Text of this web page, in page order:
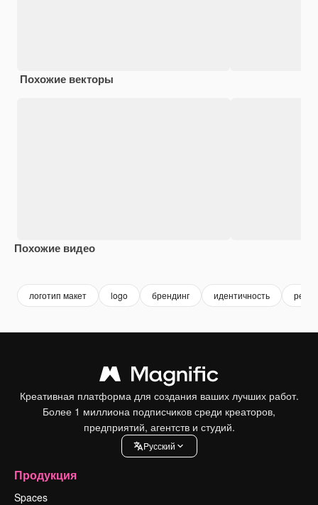
Похожие векторы
Похожие видео
логотип макет logo брендинг идентичность
Креативная платформа для создания ваших лучших работ.
Более 1 миллиона подписчиков среди креаторов,
предприятий, агентств и студий.
Pусский
Продукция
Spaces